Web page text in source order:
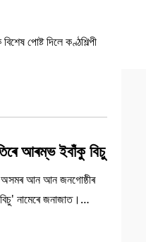
পোষ্ট দিলে কণ্ঠশিল্পী
আৰম্ভ ইবাঁকু বিচু
অসমৰ আন আন জনগোষ্ঠীৰ
নামেৰে জনাজাত।